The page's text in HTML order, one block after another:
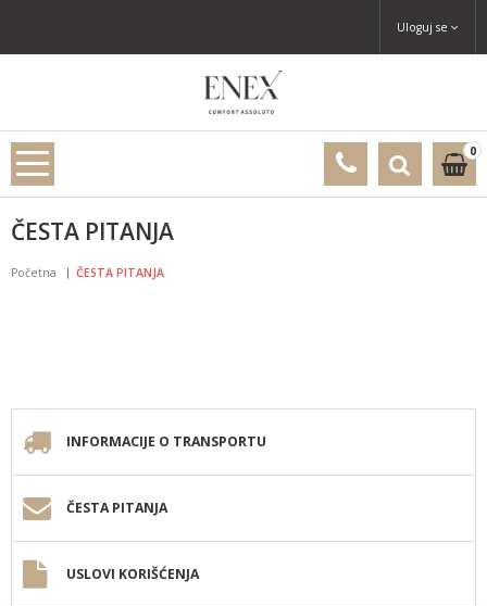
Uloguj se
0
ČESTA PITANJA
Početna ČESTA PITANJA
INFORMACIJE O TRANSPORTU
ČESTA PITANJA
USLOVI KORIŠĆENJA